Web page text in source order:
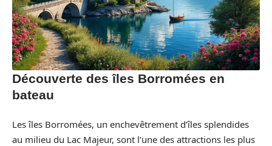
Découverte des îles Borromées en
bateau
Les îles Borromées, un enchevêtrement d’îles splendides
au milieu du Lac Majeur, sont l’une des attractions les plus